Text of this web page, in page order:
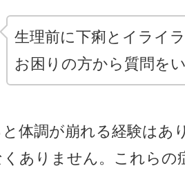
生理前に下痢とイライ
お困りの方から質問を
体調が崩れる経験はあ
ありません。これらの